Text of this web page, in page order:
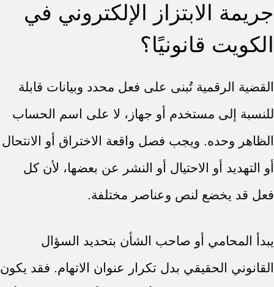
جريمة الابتزاز الإلكتروني في
الكويت قانونيًا؟
القضية الرقمية تُبنى على فعل محدد وبيانات قابلة
للنسبة إلى مستخدم أو جهاز، لا على اسم الحساب
الظاهر وحده. ويجب فصل واقعة الاختراق أو الانتحال
أو التهديد أو الاحتيال أو النشر عن بعضها، لأن كل
فعل قد يخضع لنص وعناصر مختلفة.
يبدأ المحامي أو صاحب الشأن بتحديد السؤال
القانوني الحقيقي بدل تكرار عنوان الاتهام. فقد يكون